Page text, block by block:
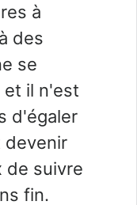
à
des
se
il n'est
d'égaler
devenir
de suivre
fin.